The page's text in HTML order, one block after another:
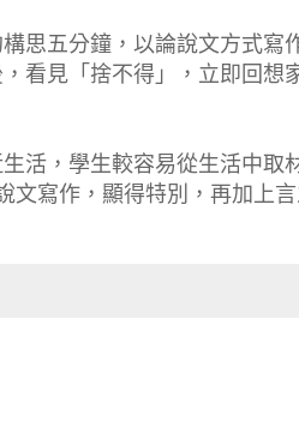
思五分鐘，以論說文方式寫
看見「捨不得」，立即回想
活，學生較容易從生活中取
文寫作，顯得特別，再加上